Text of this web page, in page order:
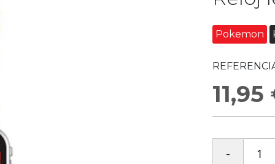
Pokemon
11,95
imágenes